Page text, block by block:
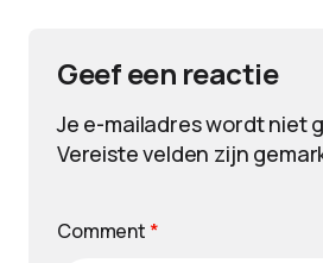
Geef een reactie
Je e-mailadres wordt niet
Vereiste velden zijn
Comment *